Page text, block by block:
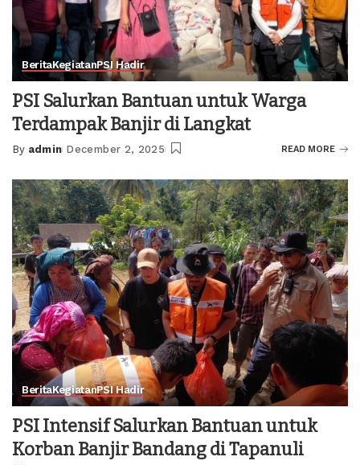
BeritaKegiatanPSI Hadir
PSI Salurkan Bantuan untuk Warga
Terdampak Banjir di Langkat
Posted
By admin December 2, 2025 READ MORE
BeritaKegiatanPSI Hadir
PSI Intensif Salurkan Bantuan untuk
Korban Banjir Bandang di Tapanuli